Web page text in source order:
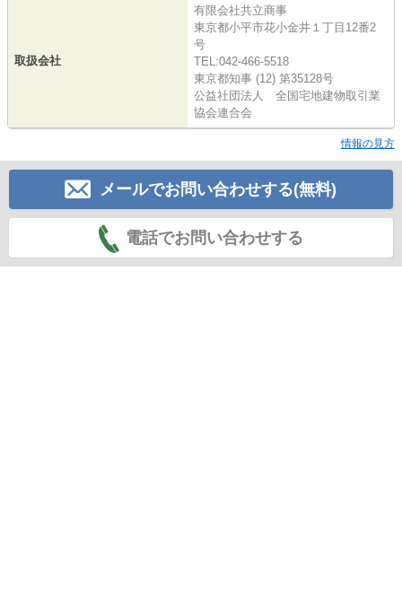
取扱会社
有限会社共立商事
東京都小平市花小金井１丁目12番2
号
TEL:042-466-5518
東京都知事 (12) 第35128号
公益社団法人 全国宅地建物取引業
協会連合会
情報の見方
メールでお問い合わせする(無料)
電話でお問い合わせする